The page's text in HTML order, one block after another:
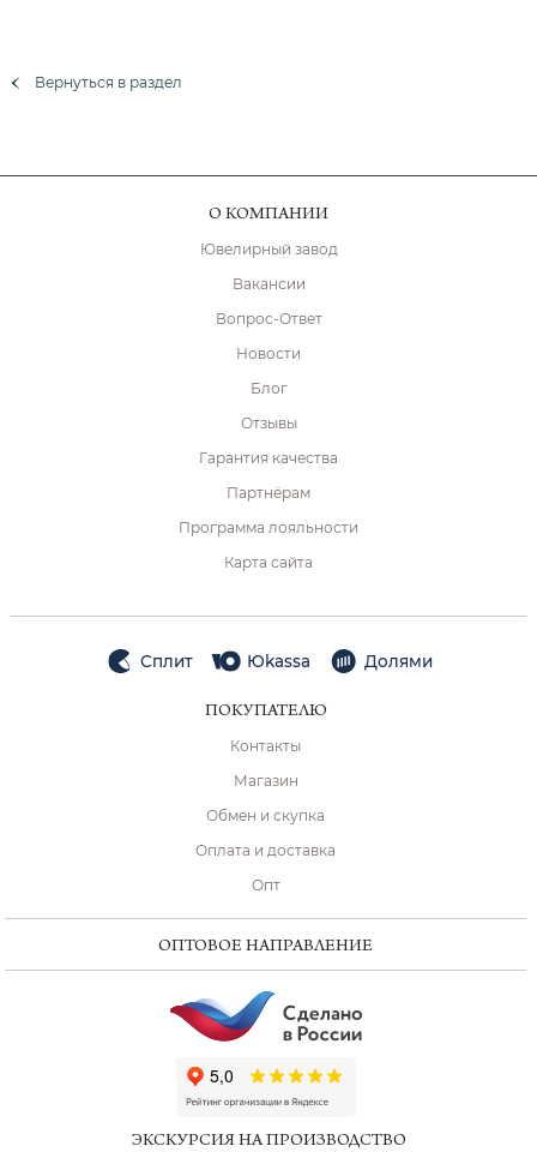
Вернуться в раздел
О КОМПАНИИ
Ювелирный завод
Вакансии
Вопрос-Ответ
Новости
Блог
Отзывы
Гарантия качества
Партнёрам
Программа лояльности
Карта сайта
Сплит Юkassa Долями
ПОКУПАТЕЛЮ
Контакты
Магазин
Обмен и скупка
Оплата и доставка
Опт
ОПТОВОЕ НАПРАВЛЕНИЕ
ЭКСКУРСИЯ НА ПРОИЗВОДСТВО